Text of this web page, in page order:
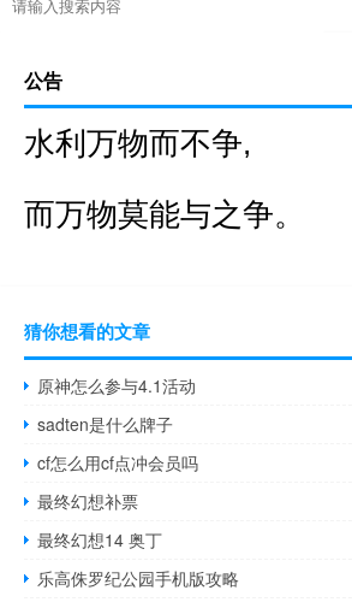
公告
水利万物而不争,
而万物莫能与之争。
猜你想看的文章
原神怎么参与4.1活动
sadten是什么牌子
cf怎么用cf点冲会员吗
最终幻想补票
最终幻想14 奥丁
乐高侏罗纪公园手机版攻略